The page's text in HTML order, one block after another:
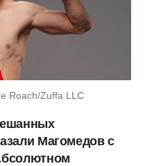
Roach/Zuffa LLC
Магомедов с